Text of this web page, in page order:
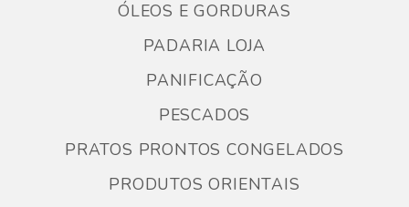
ÓLEOS E GORDURAS
PADARIA LOJA
PANIFICAÇÃO
PESCADOS
PRATOS PRONTOS CONGELADOS
PRODUTOS ORIENTAIS